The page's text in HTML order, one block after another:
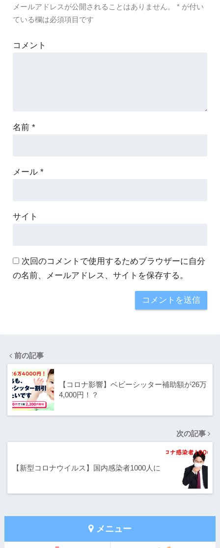
メールアドレスが公開されることはありません。 *が付い
ている欄は必須項目です
コメント
名前 *
メール *
サイト
次回のコメントで使用するためブラウザーに自分
の名前、メールアドレス、サイトを保存する。
前の記事
【コロナ影響】ベビーシッター補助額が26万
4,000円！？
次の記事
【新型コロナウイルス】国内感染者1000人に
メニュー